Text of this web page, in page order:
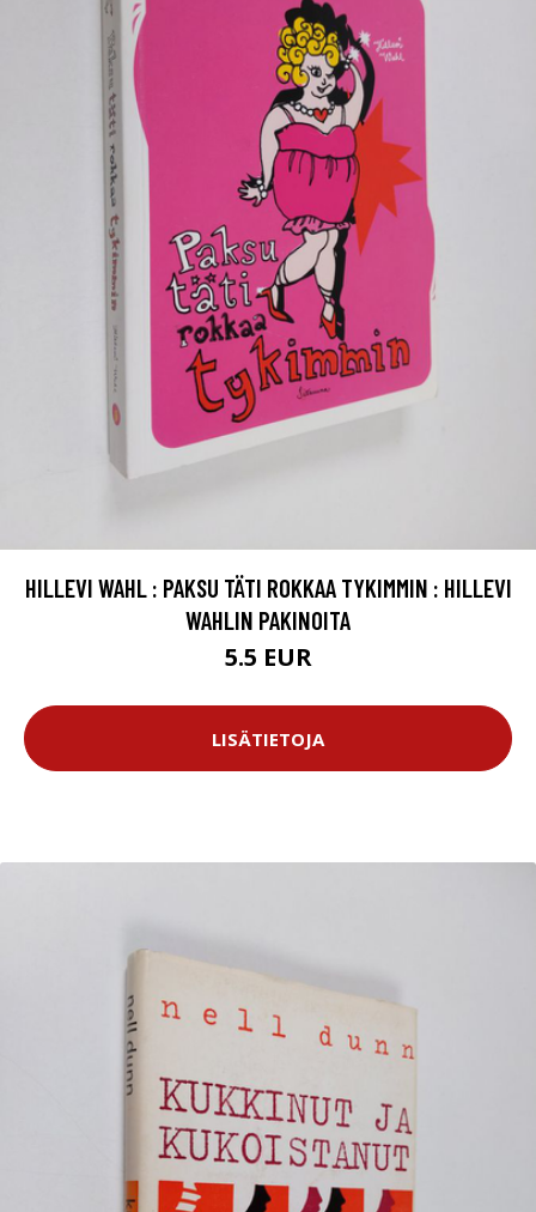
HILLEVI WAHL : PAKSU TÄTI ROKKAA TYKIMMIN : HILLEVI
WAHLIN PAKINOITA
5.5 EUR
LISÄTIETOJA